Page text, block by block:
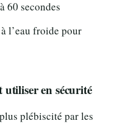
60 secondes
l’eau froide pour
en sécurité
plébiscité par les